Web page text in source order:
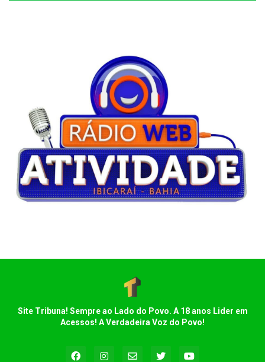
Site Tribuna! Sempre ao Lado do Povo. A 18 anos Lider em
Acessos! A Verdadeira Voz do Povo!